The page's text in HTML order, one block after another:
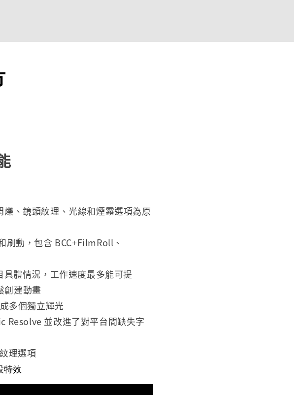
爍、鏡頭紋理、光線和煙霧選項為原
刷動，包含 BCC+FilmRoll、
具體情況，工作速度最多能可提
創建動畫
多個獨立輝光
Resolve 並改進了對平台間缺失字
理選項
特效